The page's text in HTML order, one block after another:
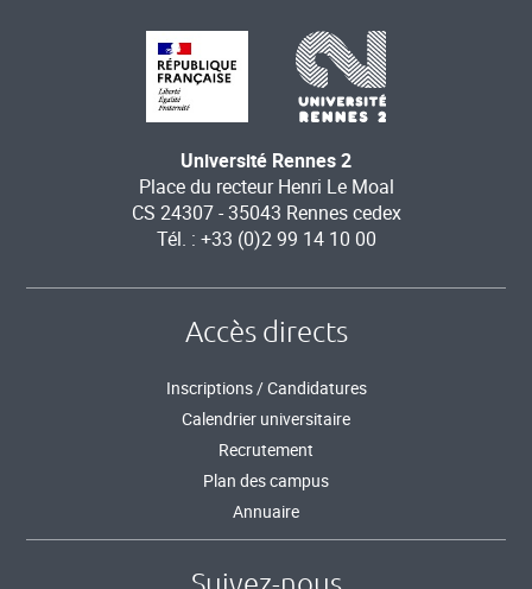
Université Rennes 2
Place du recteur Henri Le Moal
CS 24307 - 35043 Rennes cedex
Tél. : +33 (0)2 99 14 10 00
Accès directs
Inscriptions / Candidatures
Calendrier universitaire
Recrutement
Plan des campus
Annuaire